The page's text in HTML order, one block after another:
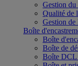
Gestion
Qualité de
Gestion de
Boîte
Boîte
Boîte de
Boîte DCL